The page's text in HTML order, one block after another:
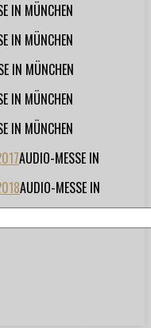
IN MÜNCHEN
IN MÜNCHEN
IN MÜNCHEN
IN MÜNCHEN
IN MÜNCHEN
AUDIO-MESSE IN
AUDIO-MESSE IN